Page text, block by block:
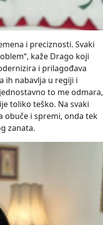
i preciznosti. Svaki
kaže Drago koji
i prilagođava
ih nabavlja u regiji i
to me odmara,
toliko teško. Na svaki
obuče i spremi, onda tek
zanata.